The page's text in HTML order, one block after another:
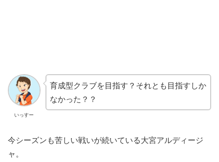
いっすー
育成型クラブを目指す？それとも目指すしか
なかった？？
今シーズンも苦しい戦いが続いている大宮アルディージ
ャ。